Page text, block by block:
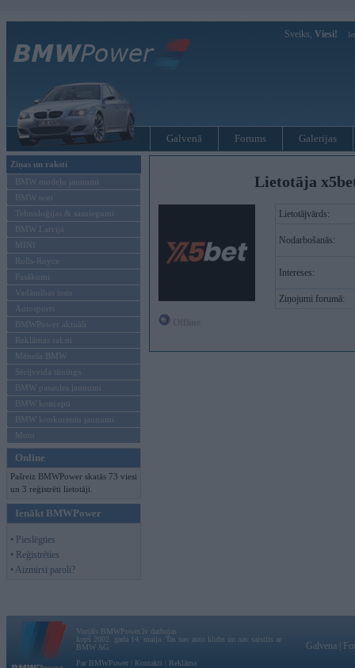
Sveiks, Viesi!
Galvenā Forums Galerijas
Ziņas un raksti
BMW modeļu jaunumi
BMW testi
Tehnoloģijas & sasniegumi
BMW Latvijā
MINI
Rolls-Royce
Pasākumi
Vadāmības tests
Autosports
BMWPower aktuāli
Reklāmas raksti
Mēneša BMW
Sērijveida tūnings
BMW pasaules jaunumi
BMW koncepti
BMW konkurentu jaunumi
Moto
Online
Pašreiz BMWPower skatās 73 viesi
un 3 reģistrēti lietotāji.
Ienākt BMWPower
• Pieslēgties
• Reģistrēties
• Aizmirsi paroli?
Lietotāja
Lietotājvārds:
Nodarbošanās:
Intereses:
Ziņojumi forumā:
Vortāls BMWPower.lv darbojas
kopš 2002. gada 14. maija. Tas nav auto klubs un nav saistīts ar
BMW AG.
Par BMWPower
Kontakti Reklāma
Galvena